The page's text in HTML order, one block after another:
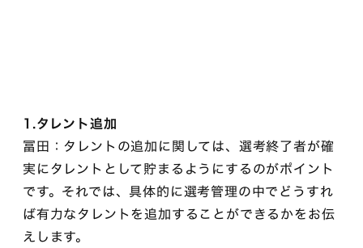
1.タレント追加
冨田：タレントの追加に関しては、選考終了者が確
実にタレントとして貯まるようにするのがポイント
です。それでは、具体的に選考管理の中でどうすれ
ば有力なタレントを追加することができるかをお伝
えします。